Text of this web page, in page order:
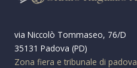
via Niccolò Tommaseo, 76/D
35131 Padova (PD)
Zona fiera e tribunale di padova